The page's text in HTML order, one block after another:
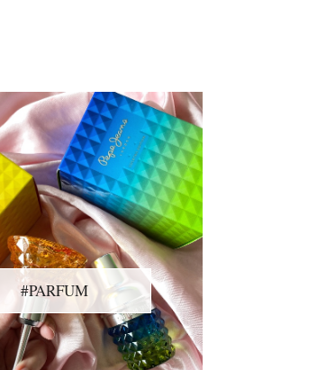
#PARFUM